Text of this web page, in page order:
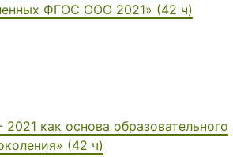
ФГОС ООО 2021» (42 ч)
как основа образовательного
(42 ч)